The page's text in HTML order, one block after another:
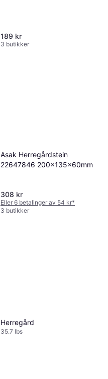
189 kr
3 butikker
Asak Herregårdstein
22647846 200x135x60mm
308 kr
Eller 6 betalinger av 54 kr*
3 butikker
Herregård
35.7 lbs